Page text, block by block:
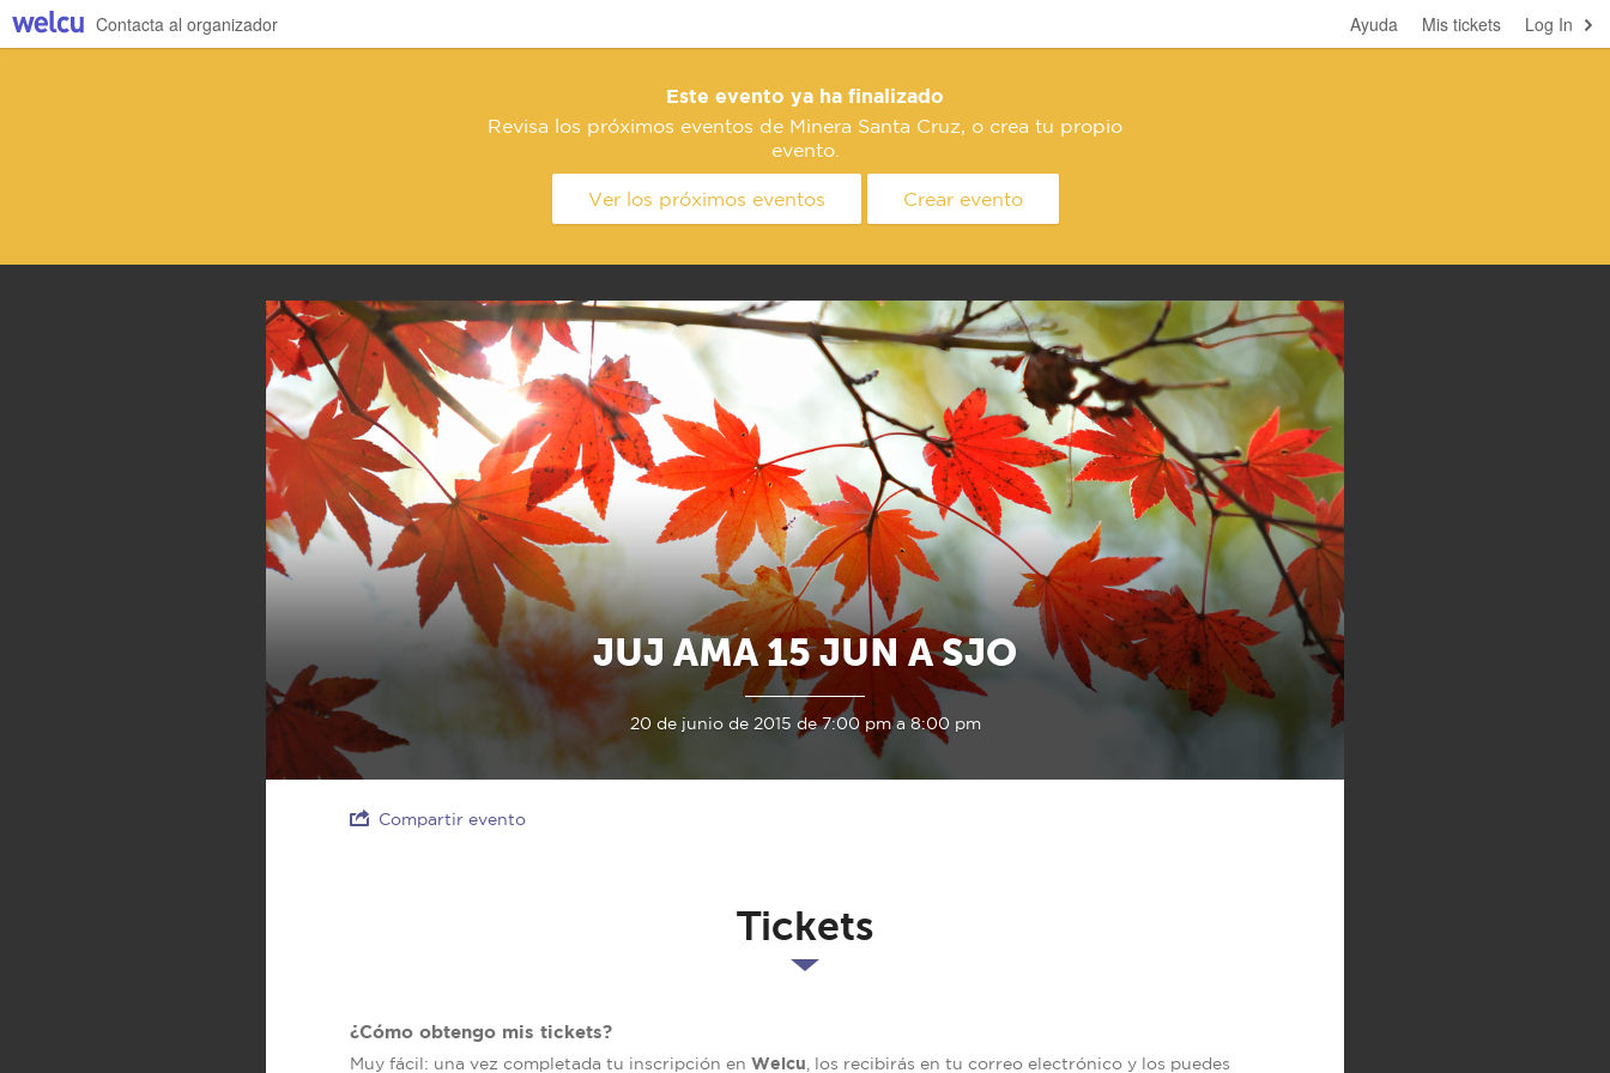
Log In
Mis tickets
Ayuda
Contacta al organizador
Este evento ya ha finalizado
Revisa los próximos eventos de Minera Santa Cruz, o crea tu propio
evento.
Ver los próximos eventos Crear evento
JUJ AMA 15 JUN A SJO
20 de junio de 2015 de 7:00 pm a 8:00 pm
Compartir evento
Tickets
¿Cómo obtengo mis tickets?
Muy fácil: una vez completada tu inscripción en Welcu , los recibirás en tu correo electrónico y los puedes